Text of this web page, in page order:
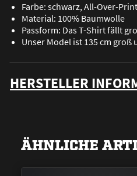
Farbe: schwarz, All-Over-Print
Material: 100% Baumwolle
Passform: Das T-Shirt fällt
Unser Model ist 135 cm groß
HERSTELLER
ÄHNLICHE